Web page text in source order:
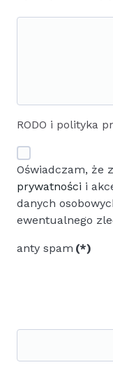
RODO i polityka
Oświadczam, że
prywatności i
danych
ewentualnego
anty spam (*)